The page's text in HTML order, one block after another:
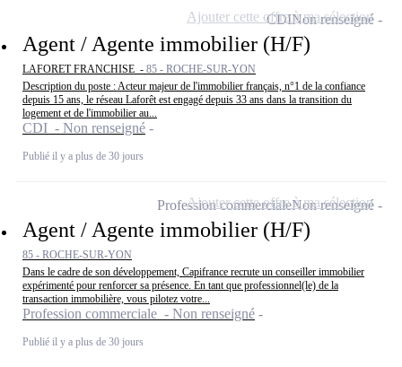
Agent / Agente immobilier (H/F)
LAFORET FRANCHISE - 85 - ROCHE-SUR-YON
Description du poste : Acteur majeur de l'immobilier français, n°1 de la confiance
depuis 15 ans, le réseau Laforêt est engagé depuis 33 ans dans la transition du
logement et de l'immobilier au...
CDI - Non renseigné
Publié il y a plus de 30 jours
CDINon renseigné
Ajouter cette offre à ma sélection
Agent / Agente immobilier (H/F)
85 - ROCHE-SUR-YON
Dans le cadre de son développement, Capifrance recrute un conseiller immobilier
expérimenté pour renforcer sa présence. En tant que professionnel(le) de la
transaction immobilière, vous pilotez votre...
Profession commerciale - Non renseigné
Publié il y a plus de 30 jours
Profession commercialeNon renseigné
Ajouter cette offre à ma sélection